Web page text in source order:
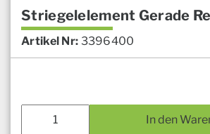
Striegelelement Gerade
Artikel Nr: 3396400
In den